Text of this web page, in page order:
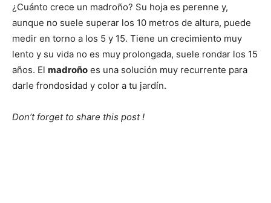
¿Cuánto crece un madroño? Su hoja es perenne y,
aunque no suele superar los 10 metros de altura, puede
medir en torno a los 5 y 15. Tiene un crecimiento muy
lento y su vida no es muy prolongada, suele rondar los 15
años. El madroño es una solución muy recurrente para
darle frondosidad y color a tu jardín.
Don’t forget to share this post !